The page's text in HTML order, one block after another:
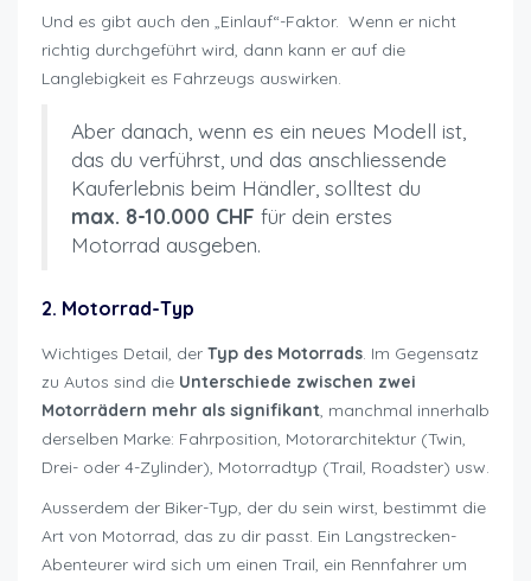
Und es gibt auch den „Einlauf“-Faktor. Wenn er nicht
richtig durchgeführt wird, dann kann er auf die
Langlebigkeit es Fahrzeugs auswirken.
Aber danach, wenn es ein neues Modell ist,
das du verführst, und das anschliessende
Kauferlebnis beim Händler, solltest du
max. 8-10.000 CHF für dein erstes
Motorrad ausgeben.
2. Motorrad-Typ
Wichtiges Detail, der Typ des Motorrads. Im Gegensatz
zu Autos sind die Unterschiede zwischen zwei
Motorrädern mehr als signifikant, manchmal innerhalb
derselben Marke: Fahrposition, Motorarchitektur (Twin,
Drei- oder 4-Zylinder), Motorradtyp (Trail, Roadster) usw.
Ausserdem der Biker-Typ, der du sein wirst, bestimmt die
Art von Motorrad, das zu dir passt. Ein Langstrecken-
Abenteurer wird sich um einen Trail, ein Rennfahrer um